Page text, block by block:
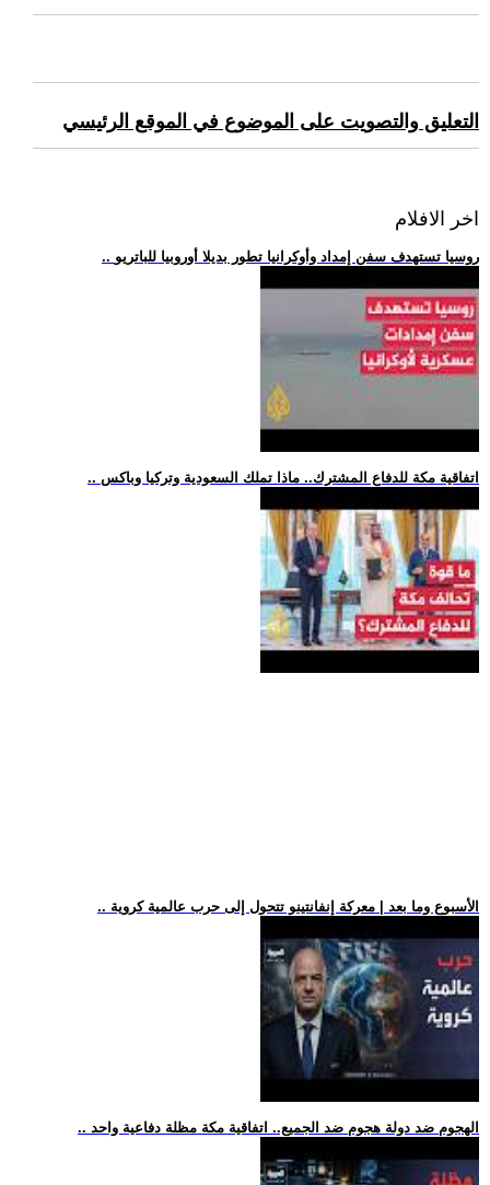
التعليق والتصويت على الموضوع في الموقع الرئيسي
اخر الافلام
.. روسيا تستهدف سفن إمداد وأوكرانيا تطور بديلا أوروبيا للباتريو
.. اتفاقية مكة للدفاع المشترك.. ماذا تملك السعودية وتركيا وباكس
.. الأسبوع وما بعد | معركة إنفانتينو تتحول إلى حرب عالمية كروية
.. الهجوم ضد دولة هجوم ضد الجميع.. اتفاقية مكة مظلة دفاعية واحد